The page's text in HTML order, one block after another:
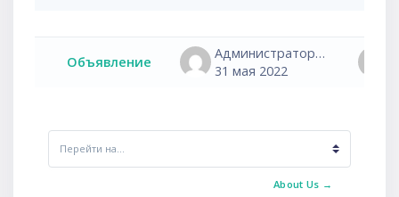
Объявление
Администратор сайта
31 мая 2022
Перейти на...
About Us →